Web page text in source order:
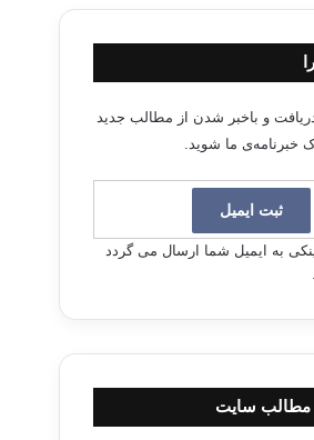
و باخبر شدن از مطالب جدید
خبرنامه‌ی ما شوید.
به ایمیل شما ارسال می گردد
مطالب سایت